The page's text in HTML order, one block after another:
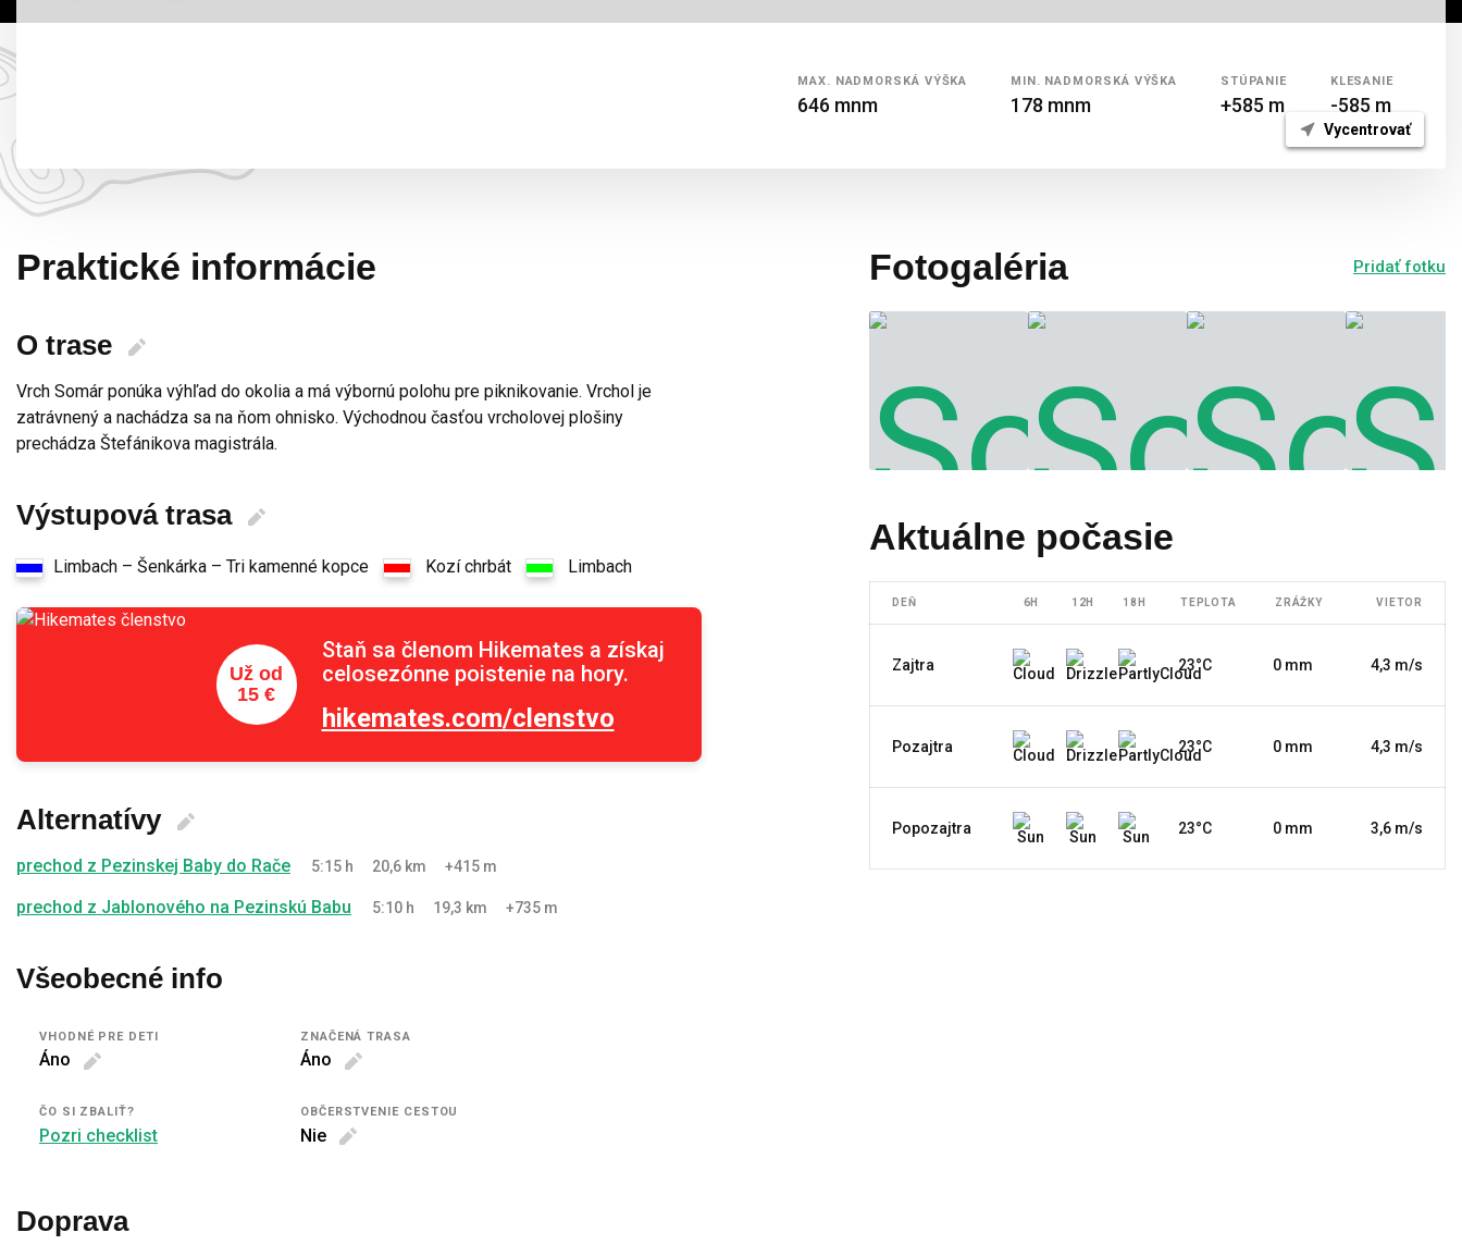
Vycentrovať
MAX. NADMORSKÁ VÝŠKA
646 mnm
MIN. NADMORSKÁ VÝŠKA
178 mnm
STÚPANIE
+585 m
KLESANIE
-585 m
Praktické informácie
Výstupová trasa
Limbach – Šenkárka – Tri kamenné kopce Kozí chrbát Limbach
Už od
15 €
Staň sa členom Hikemates a získaj
celosezónne poistenie na hory.
hikemates.com/clenstvo
O trase
Vrch Somár ponúka výhľad do okolia a má výbornú polohu pre piknikovanie. Vrchol je
zatrávnený a nachádza sa na ňom ohnisko. Východnou časťou vrcholovej plošiny
prechádza Štefánikova magistrála.
Všeobecné info
VHODNÉ PRE DETI
Áno
ZNAČENÁ TRASA
Áno
ČO SI ZBALIŤ?
Pozri checklist
OBČERSTVENIE CESTOU
Nie
Doprava
Alternatívy
prechod z Pezinskej Baby do Rače 5:15 h 20,6 km +415 m
prechod z Jablonového na Pezinskú Babu 5:10 h 19,3 km +735 m
Fotogaléria Pridať fotku
Aktuálne počasie
DEŇ 6H 12H 18H TEPLOTA ZRÁŽKY VIETOR
Zajtra 23°C 0 mm 4,3 m/s
Pozajtra 23°C 0 mm 4,3 m/s
Popozajtra 23°C 0 mm 3,6 m/s